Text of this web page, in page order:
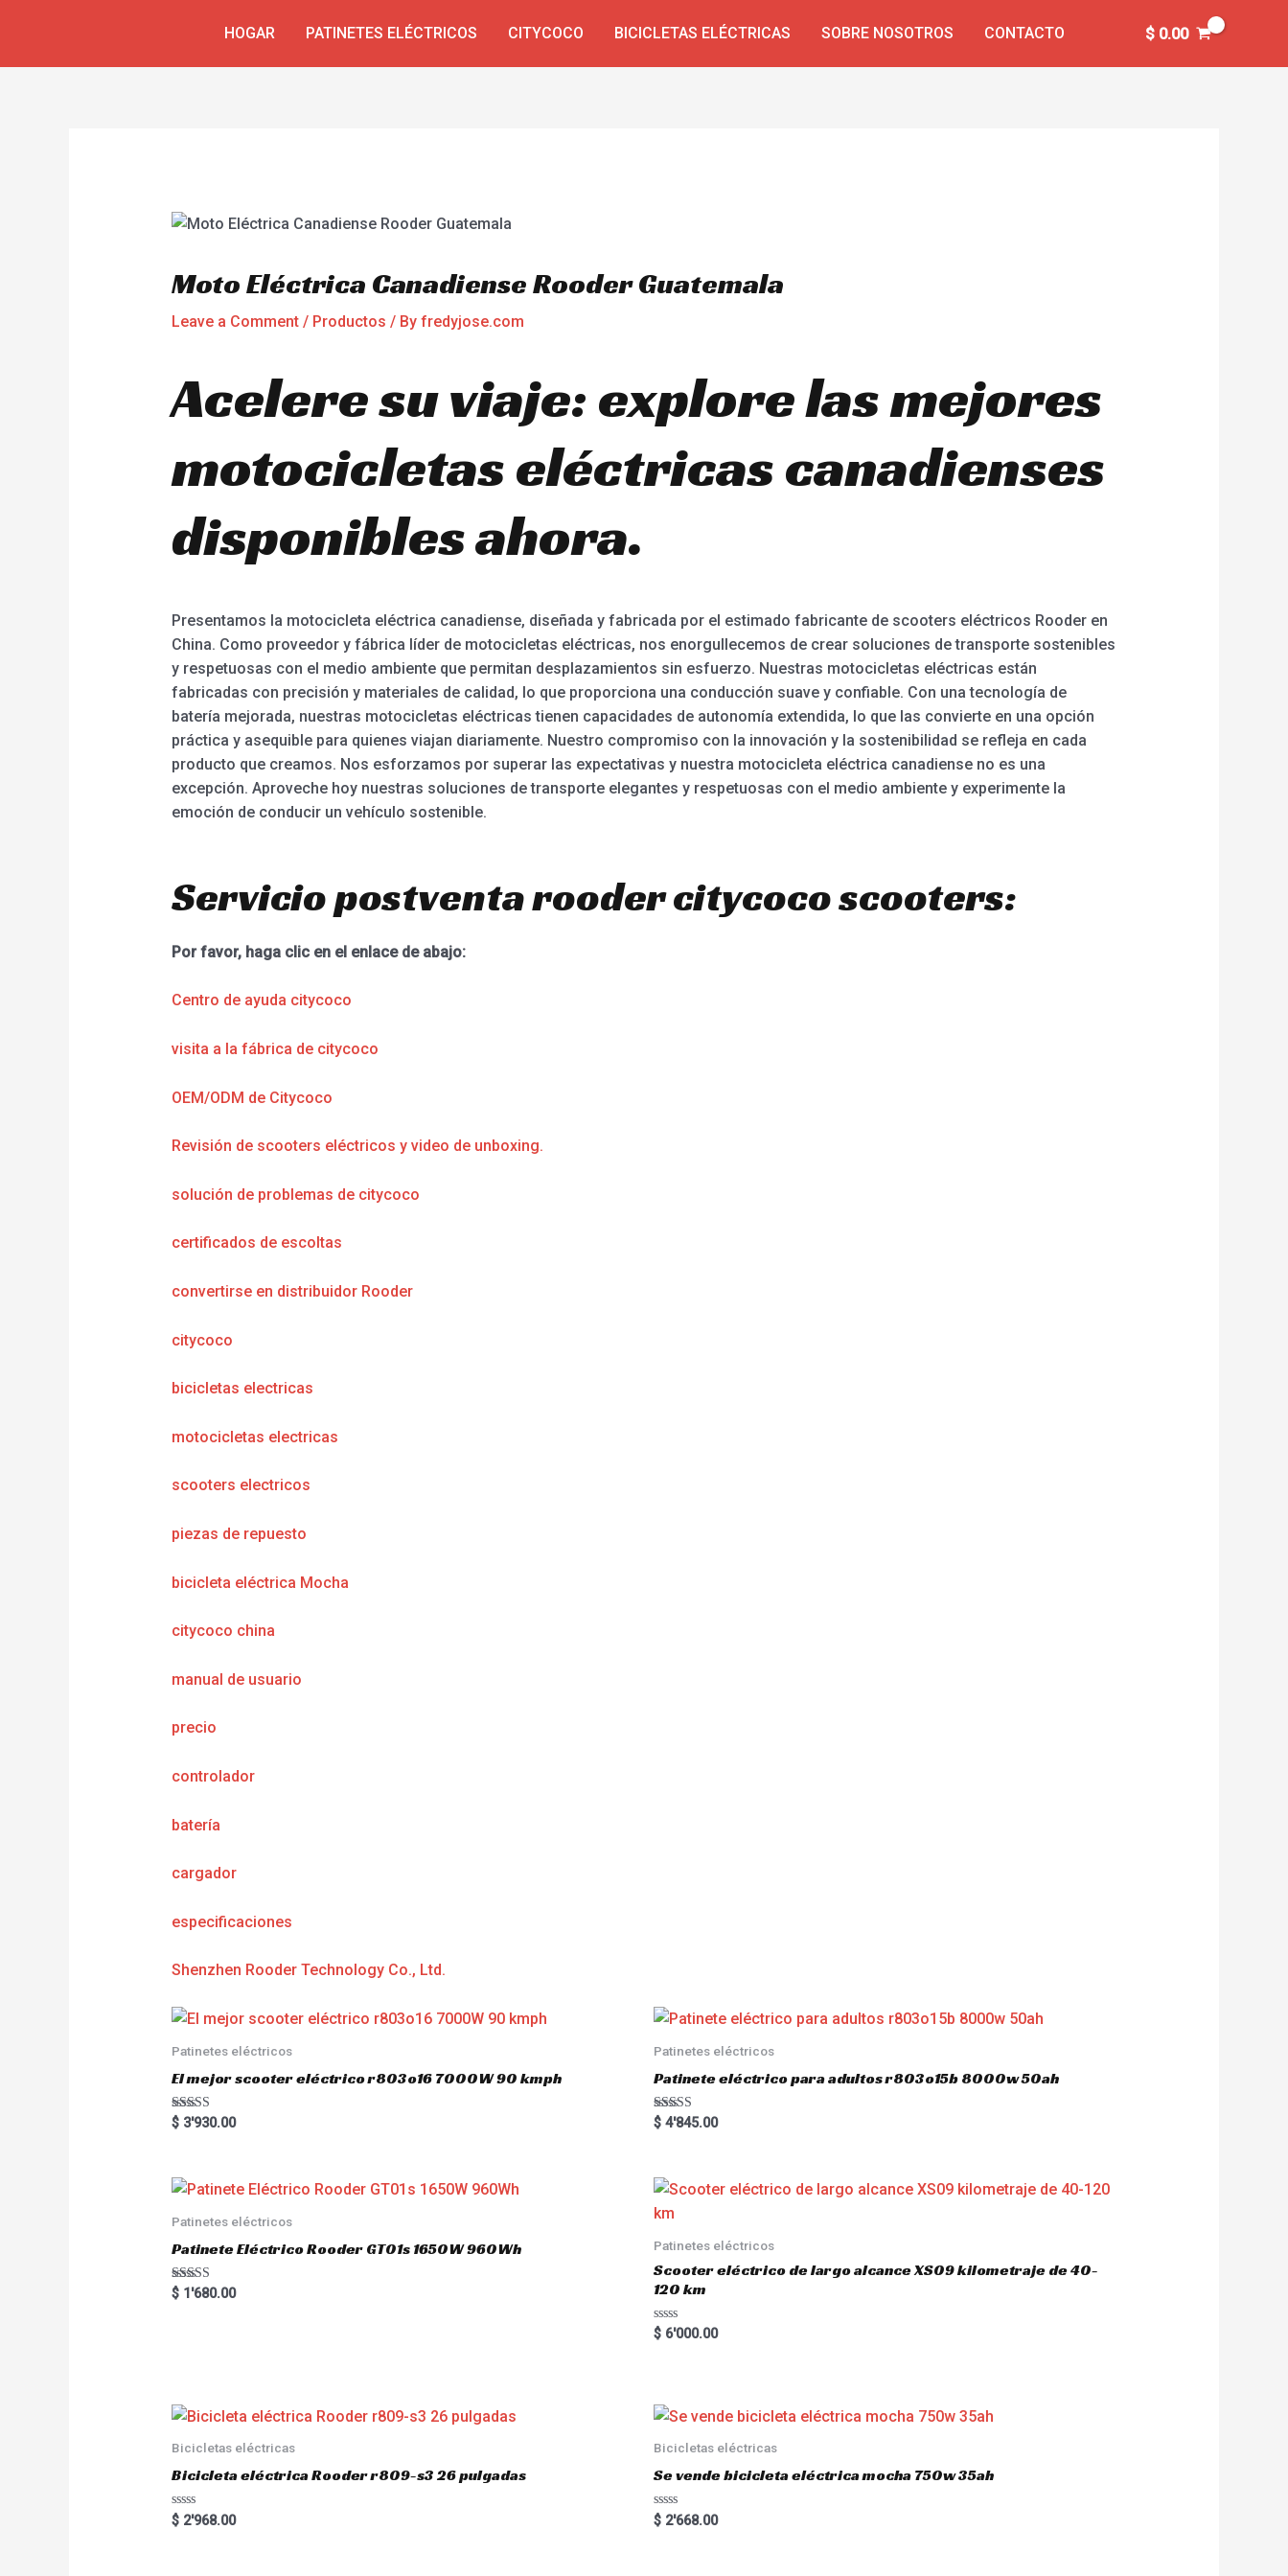
HOGAR PATINETES ELÉCTRICOS CITYCOCO BICICLETAS ELÉCTRICAS SOBRE NOSOTROS CONTACTO $0.00
Moto Eléctrica Canadiense Rooder Guatemala
Leave a Comment / Productos / By fredyjose.com
Acelere su viaje: explore las mejores
motocicletas eléctricas canadienses
disponibles ahora.
Presentamos la motocicleta eléctrica canadiense, diseñada y fabricada por el estimado fabricante de scooters eléctricos Rooder en
China. Como proveedor y fábrica líder de motocicletas eléctricas, nos enorgullecemos de crear soluciones de transporte sostenibles
y respetuosas con el medio ambiente que permitan desplazamientos sin esfuerzo. Nuestras motocicletas eléctricas están
fabricadas con precisión y materiales de calidad, lo que proporciona una conducción suave y confiable. Con una tecnología de
batería mejorada, nuestras motocicletas eléctricas tienen capacidades de autonomía extendida, lo que las convierte en una opción
práctica y asequible para quienes viajan diariamente. Nuestro compromiso con la innovación y la sostenibilidad se refleja en cada
producto que creamos. Nos esforzamos por superar las expectativas y nuestra motocicleta eléctrica canadiense no es una
excepción. Aproveche hoy nuestras soluciones de transporte elegantes y respetuosas con el medio ambiente y experimente la
emoción de conducir un vehículo sostenible.
Servicio postventa rooder citycoco scooters:
Por favor, haga clic en el enlace de abajo:
Centro de ayuda citycoco
visita a la fábrica de citycoco
OEM/ODM de Citycoco
Revisión de scooters eléctricos y video de unboxing.
solución de problemas de citycoco
certificados de escoltas
convertirse en distribuidor Rooder
citycoco
bicicletas electricas
motocicletas electricas
scooters electricos
piezas de repuesto
bicicleta eléctrica Mocha
citycoco china
manual de usuario
precio
controlador
batería
cargador
especificaciones
Shenzhen Rooder Technology Co., Ltd.
Patinetes eléctricos
El mejor scooter eléctrico r803o16 7000W 90 kmph
Rated
5.00
$3'930.00
Patinetes eléctricos
Patinete eléctrico para adultos r803o15b 8000w 50ah
Rated
5.00
$ 4'845.00
Patinetes eléctricos
Patinete Eléctrico Rooder GT01s 1650W 960Wh
Rated
5.00
$1'680.00
Patinetes eléctricos
Scooter eléctrico de largo alcance XS09 kilometraje de 40-
120 km
R
a
o
u
o
f
5
$ 6'000.00
Bicicletas eléctricas
Bicicleta eléctrica Rooder r809-s3 26 pulgadas
R
a
$2'968.00
Bicicletas eléctricas
Se vende bicicleta eléctrica mocha 750w 35ah
R
a
$ 2'668.00